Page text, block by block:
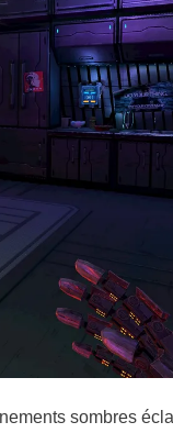
sombres